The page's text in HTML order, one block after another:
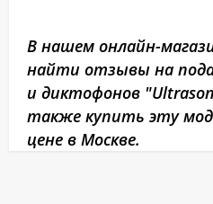
В нашем онлайн-
найти отзывы на
и диктофонов
также купить эту
цене в Москве.